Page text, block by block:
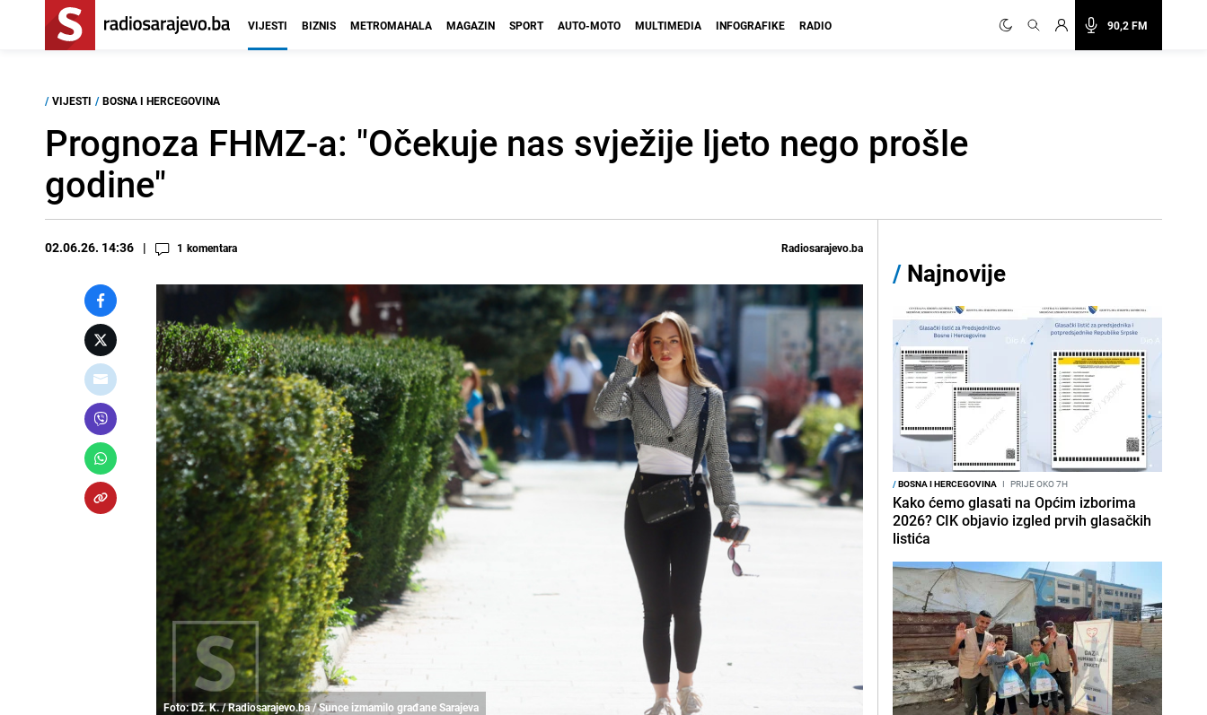
90,2 FM
VIJESTI BIZNIS METROMAHALA MAGAZIN SPORT AUTO-MOTO MULTIMEDIA INFOGRAFIKE RADIO
/ VIJESTI / BOSNA I HERCEGOVINA
Prognoza FHMZ-a: "Očekuje nas svježije ljeto nego prošle
godine"
02.06.26. 14:36 1 komentara Radiosarajevo.ba
Foto: Dž. K. / Radiosarajevo.ba / Sunce izmamilo građane Sarajeva
/ Najnovije
/BOSNA I HERCEGOVINA I PRIJE OKO 7H
Kako ćemo glasati na Općim izborima
2026? CIK objavio izgled prvih glasačkih
listića